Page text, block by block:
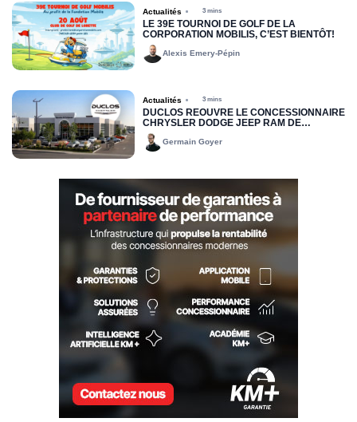
Actualités 3 mins
LE 39E TOURNOI DE GOLF DE LA
CORPORATION MOBILIS, C’EST BIENTÔT!
Alexis Emery-Pépin
Actualités 3 mins
DUCLOS RÉOUVRE LE CONCESSIONNAIRE
CHRYSLER DODGE JEEP RAM DE
DRUMMONDVILLE
Germain Goyer